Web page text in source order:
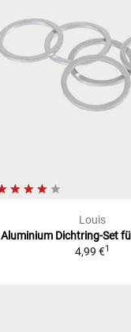
Louis
Aluminium Dichtring-Set
4,99 €1